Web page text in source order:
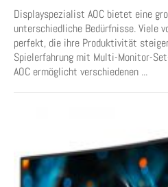
Displayspezialist AOC bietet eine
unterschiedliche Bedürfnisse. Viele
perfekt, die ihre Produktivität
Spielerfahrung mit Multi-Monitor-
AOC ermöglicht verschiedenen ...